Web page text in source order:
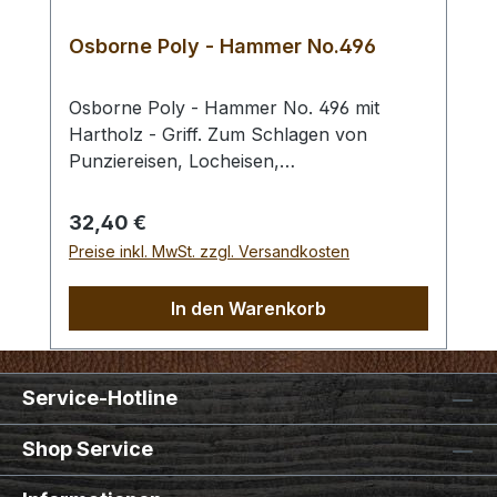
Osborne Poly - Hammer No.496
Osborne Poly - Hammer No. 496 mit
Hartholz - Griff. Zum Schlagen von
Punziereisen, Locheisen,
Schlagfläche. Wenig Rückschlag durch
schlagabsorbierenden Poly -
Hammerkopf. 240 gr Gesamtgewicht /
Regulärer Preis:
32,40 €
Preise inkl. MwSt. zzgl. Versandkosten
In den Warenkorb
Service-Hotline
Shop Service